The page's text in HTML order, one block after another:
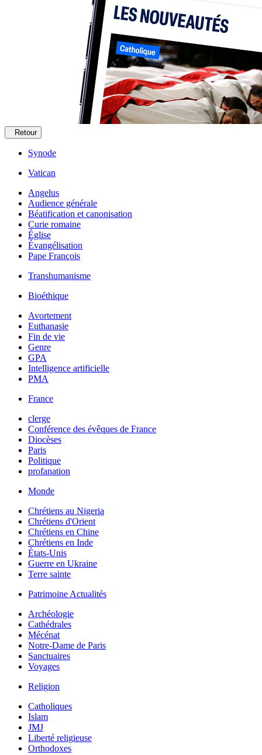
Retour
Synode
Vatican
Angelus
Audience générale
Béatification et canonisation
Curie romaine
Église
Évangélisation
Pape François
Transhumanisme
Bioéthique
Avortement
Euthanasie
Fin de vie
Genre
GPA
Intelligence artificielle
PMA
France
clerge
Conférence des évêques de France
Diocèses
Paris
Politique
profanation
Monde
Chrétiens au Nigeria
Chrétiens d'Orient
Chrétiens en Chine
Chrétiens en Inde
États-Unis
Guerre en Ukraine
Terre sainte
Patrimoine Actualités
Archéologie
Cathédrales
Mécénat
Notre-Dame de Paris
Sanctuaires
Voyages
Religion
Catholiques
Islam
JMJ
Liberté religieuse
Orthodoxes